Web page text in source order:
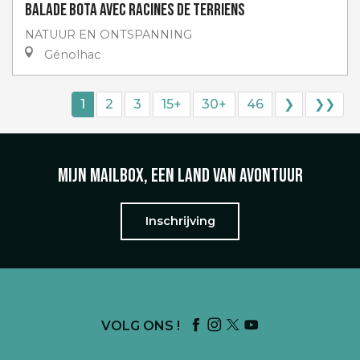
Balade Bota avec Racines de Terriens
NATUUR EN ONTSPANNING
Génolhac
1 2 3 15+ 30+ 46 ❯ ❯❯
Mijn mailbox, een land van avontuur
Inschrijving
VOLG ONS !